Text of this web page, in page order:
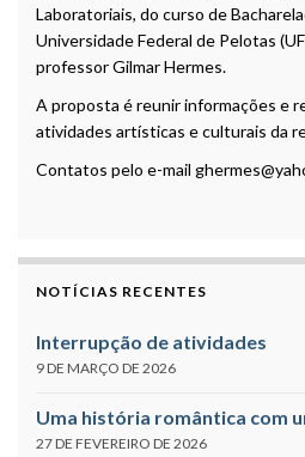
Laboratoriais, do curso de
Universidade Federal de Pelotas
professor Gilmar Hermes.
A proposta é reunir informações e
atividades artísticas e culturais da
Contatos pelo e-mail
NOTÍCIAS RECENTES
Interrupção de atividades
9 DE MARÇO DE 2026
Uma história romântica com
27 DE FEVEREIRO DE 2026